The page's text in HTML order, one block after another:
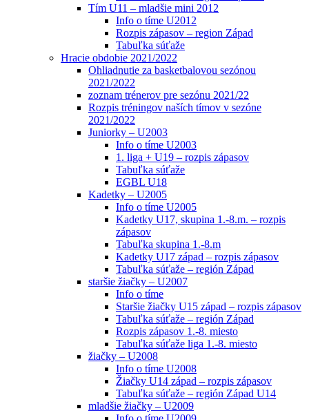
Tím U11 – mladšie mini 2012
Info o tíme U2012
Rozpis zápasov – region Západ
Tabuľka súťaže
Hracie obdobie 2021/2022
Ohliadnutie za basketbalovou sezónou
2021/2022
zoznam trénerov pre sezónu 2021/22
Rozpis tréningov naších tímov v sezóne
2021/2022
Juniorky – U2003
Info o tíme U2003
1. liga + U19 – rozpis zápasov
Tabuľka súťaže
EGBL U18
Kadetky – U2005
Info o tíme U2005
Kadetky U17, skupina 1.-8.m. – rozpis
zápasov
Tabuľka skupina 1.-8.m
Kadetky U17 západ – rozpis zápasov
Tabuľka súťaže – región Západ
staršie žiačky – U2007
Info o tíme
Staršie žiačky U15 západ – rozpis zápasov
Tabuľka súťaže – región Západ
Rozpis zápasov 1.-8. miesto
Tabuľka súťaže liga 1.-8. miesto
žiačky – U2008
Info o tíme U2008
Žiačky U14 západ – rozpis zápasov
Tabuľka súťaže – región Západ U14
mladšie žiačky – U2009